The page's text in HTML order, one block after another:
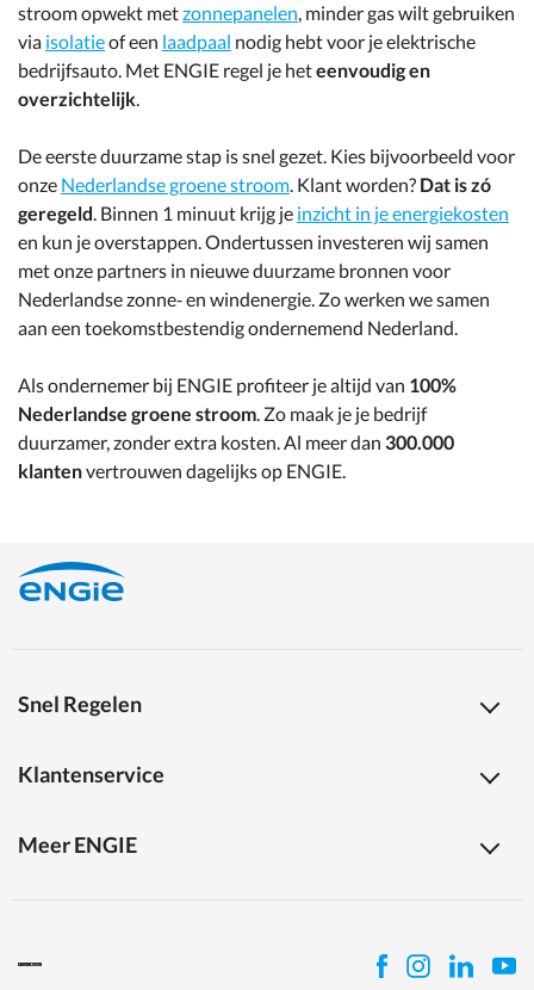
stroom opwekt metzonnepanelen, minder gas wilt gebruiken
via isolatieof een laadpaal nodig hebt voor je elektrische
bedrijfsauto. Met ENGIE regel je heteenvoudig en
overzichtelijk.
De eerste duurzame stap is snel gezet. Kies bijvoorbeeld voor
onze Nederlandse groene stroom. Klant worden? Dat is zó
geregeld. Binnen 1 minuut krijg je inzicht in je energiekosten
en kun je overstappen. Ondertussen investeren wij samen
met onze partners in nieuwe duurzame bronnen voor
Nederlandse zonne‑ en windenergie. Zo werken we samen
aan een toekomstbestendig ondernemend Nederland.
Als ondernemer bij ENGIE profiteer je altijd van 100%
Nederlandse groene stroom. Zo maak je je bedrijf
duurzamer, zonder extra kosten. Al meer dan 300.000
klantenvertrouwen dagelijks op ENGIE.
Snel Regelen
Klantenservice
Meer ENGIE